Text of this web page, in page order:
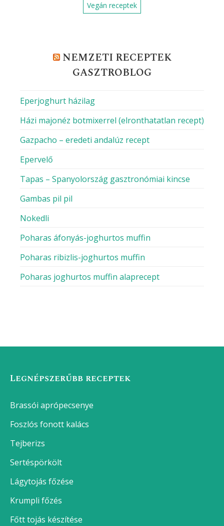
Vegán receptek
NEMZETI RECEPTEK
GASZTROBLOG
Eperjoghurt házilag
Házi majonéz botmixerrel (elronthatatlan recept)
Gazpacho – eredeti andalúz recept
Epervelő
Tapas – Spanyolország gasztronómiai kincse
Gambas pil pil
Nokedli
Poharas áfonyás-joghurtos muffin
Poharas ribizlis-joghurtos muffin
Poharas joghurtos muffin alaprecept
Legnépszerűbb receptek
Brassói aprópecsenye
Foszlós fonott kalács
Tejberizs
Sertéspörkölt
Lágytojás főzése
Krumpli főzés
Főtt tojás készítése